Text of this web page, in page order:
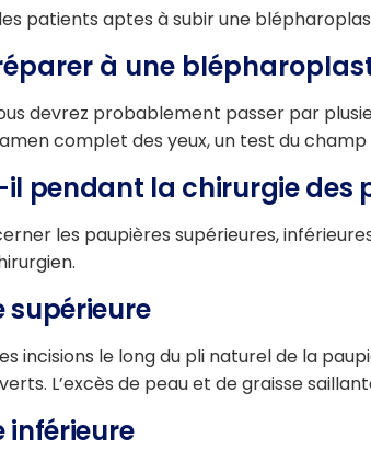
patients aptes à subir une
à une
devrez probablement passer par
complet des yeux, un test du
pendant la chirurgie des
les paupières supérieures,
supérieure
incisions le long du pli naturel de la
L’excès de peau et de graisse
inférieure